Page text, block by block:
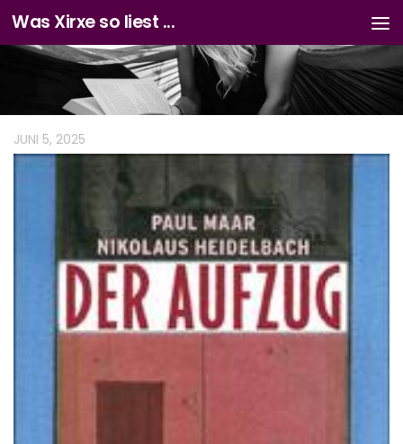
Zum Inhalt springen
Was Xirxe so liest ...
JUNI 5, 2025